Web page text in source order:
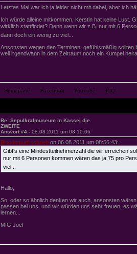
Letztes Mal war ich ja leider nicht mit dabei, aber ich
Ich würde alleine mitkommen, Kerstin hat keine Lust.
wirklich stattfindet? Denn wenn wir z.B. nur mit 6
dann doch ein wenig zu viel...
Ansonsten wegen den Terminen, gefühlsmäßig
weil irgendwann in dem Zeitraum noch ein Kumpel
Re: Sepulkralmuseum in Kassel die
ZWEITE
Antwort #4 - 08.08.2011 um 08:10:06
Bloodsmurf schriebon 06.08.2011 um 08:56:43:
Gibt's eine Mindestteilnehmerzahl die wir erreichen
nur mit 6 Personen kommen wären das ja 75 pro
viel...
Hallo,
So, oder so ähnlich denken wir auch, ansonsten
passen bei uns, und wir würden uns sehr freuen, es
lernen...
MfG Joel